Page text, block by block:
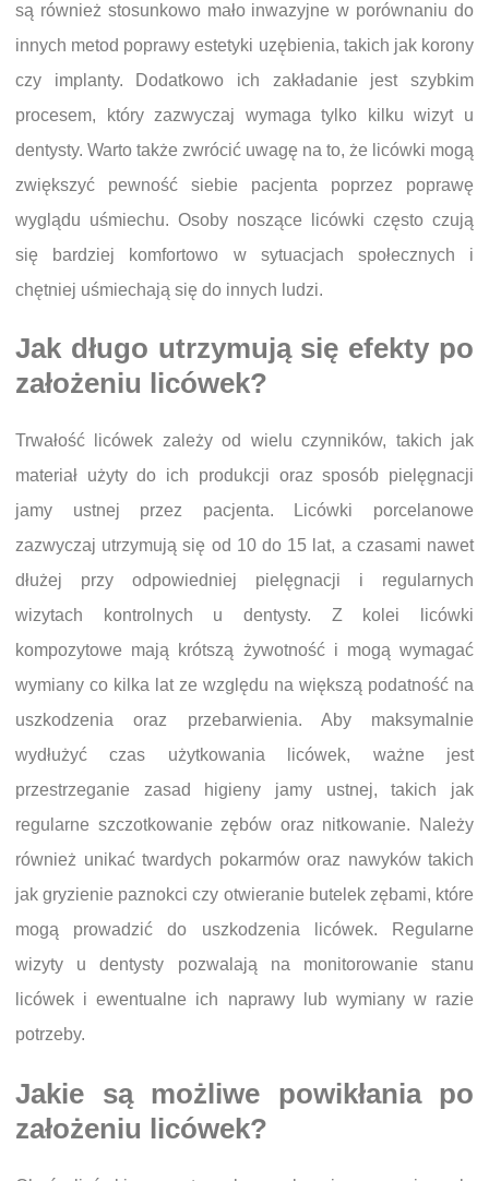
są również stosunkowo mało inwazyjne w porównaniu do
innych metod poprawy estetyki uzębienia, takich jak korony
czy implanty. Dodatkowo ich zakładanie jest szybkim
procesem, który zazwyczaj wymaga tylko kilku wizyt u
dentysty. Warto także zwrócić uwagę na to, że licówki mogą
zwiększyć pewność siebie pacjenta poprzez poprawę
wyglądu uśmiechu. Osoby noszące licówki często czują
się bardziej komfortowo w sytuacjach społecznych i
chętniej uśmiechają się do innych ludzi.
Jak długo utrzymują się efekty po
założeniu licówek?
Trwałość licówek zależy od wielu czynników, takich jak
materiał użyty do ich produkcji oraz sposób pielęgnacji
jamy ustnej przez pacjenta. Licówki porcelanowe
zazwyczaj utrzymują się od 10 do 15 lat, a czasami nawet
dłużej przy odpowiedniej pielęgnacji i regularnych
wizytach kontrolnych u dentysty. Z kolei licówki
kompozytowe mają krótszą żywotność i mogą wymagać
wymiany co kilka lat ze względu na większą podatność na
uszkodzenia oraz przebarwienia. Aby maksymalnie
wydłużyć czas użytkowania licówek, ważne jest
przestrzeganie zasad higieny jamy ustnej, takich jak
regularne szczotkowanie zębów oraz nitkowanie. Należy
również unikać twardych pokarmów oraz nawyków takich
jak gryzienie paznokci czy otwieranie butelek zębami, które
mogą prowadzić do uszkodzenia licówek. Regularne
wizyty u dentysty pozwalają na monitorowanie stanu
licówek i ewentualne ich naprawy lub wymiany w razie
potrzeby.
Jakie są możliwe powikłania po
założeniu licówek?